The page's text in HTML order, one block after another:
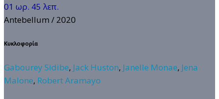
01 ωρ. 45 λεπ.
Antebellum / 2020
Κυκλοφορία
Gabourey Sidibe, Jack Huston, Janelle Monae, Jena
Malone, Robert Aramayo